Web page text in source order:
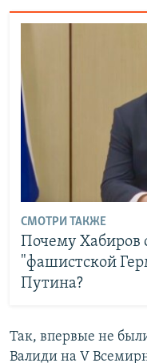
СМОТРИ ТАКЖЕ
Почему Хабиров
"фашистской
Путина?
Так, впервые не
Валиди на V